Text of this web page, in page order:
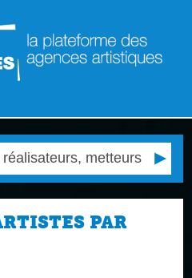
PAR